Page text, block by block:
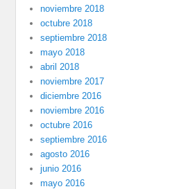
noviembre 2018
octubre 2018
septiembre 2018
mayo 2018
abril 2018
noviembre 2017
diciembre 2016
noviembre 2016
octubre 2016
septiembre 2016
agosto 2016
junio 2016
mayo 2016